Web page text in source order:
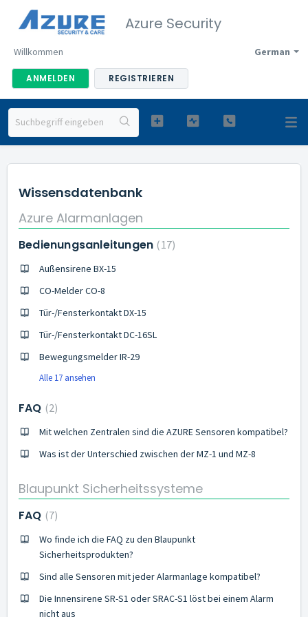
Azure Security
German
Willkommen
ANMELDEN REGISTRIEREN
Wissensdatenbank
Azure Alarmanlagen
Bedienungsanleitungen 17
Außensirene BX-15
CO-Melder CO-8
Tür-/Fensterkontakt DX-15
Tür-/Fensterkontakt DC-16SL
Bewegungsmelder IR-29
Alle 17 ansehen
FAQ 2
Mit welchen Zentralen sind die AZURE Sensoren kompatibel?
Was ist der Unterschied zwischen der MZ-1 und MZ-8
Blaupunkt Sicherheitssysteme
FAQ 7
Wo finde ich die FAQ zu den Blaupunkt
Sicherheitsprodukten?
Sind alle Sensoren mit jeder Alarmanlage kompatibel?
Die Innensirene SR-S1 oder SRAC-S1 löst bei einem Alarm
nicht aus